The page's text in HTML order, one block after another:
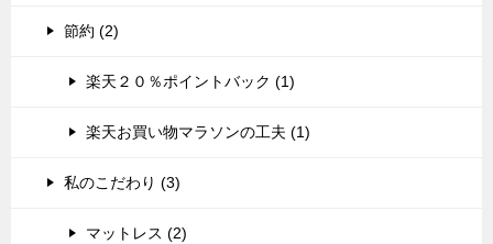
節約 (2)
楽天２０％ポイントバック (1)
楽天お買い物マラソンの工夫 (1)
私のこだわり (3)
マットレス (2)